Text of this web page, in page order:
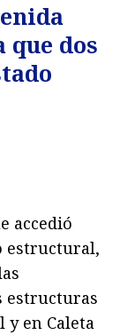
dos
accedió
estructural,
estructuras
en Caleta